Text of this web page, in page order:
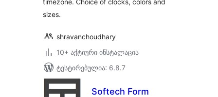
timezone. Choice of clocks, colors and
sizes.
shravanchoudhary
10+ აქტიური ინსტალაცია
ტესტირებულია: 6.8.7
Softech Form